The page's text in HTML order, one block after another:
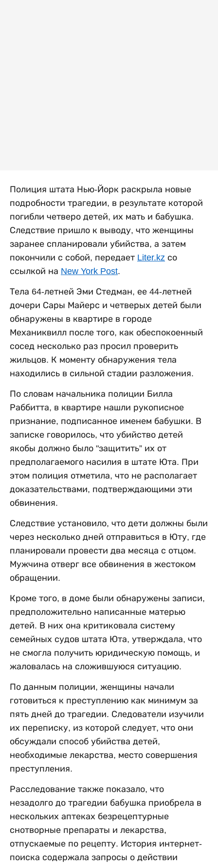
Полиция штата Нью-Йорк раскрыла новые
подробности трагедии, в результате которой
погибли четверо детей, их мать и бабушка.
Следствие пришло к выводу, что женщины
заранее спланировали убийства, а затем
покончили с собой, передает Liter.kz со
ссылкой на New York Post.
Тела 64-летней Эми Стедман, ее 44-летней
дочери Сары Майерс и четверых детей были
обнаружены в квартире в городе
Механиквилл после того, как обеспокоенный
сосед несколько раз просил проверить
жильцов. К моменту обнаружения тела
находились в сильной стадии разложения.
По словам начальника полиции Билла
Раббитта, в квартире нашли рукописное
признание, подписанное именем бабушки. В
записке говорилось, что убийство детей
якобы должно было "защитить” их от
предполагаемого насилия в штате Юта. При
этом полиция отметила, что не располагает
доказательствами, подтверждающими эти
обвинения.
Следствие установило, что дети должны были
через несколько дней отправиться в Юту, где
планировали провести два месяца с отцом.
Мужчина отверг все обвинения в жестоком
обращении.
Кроме того, в доме были обнаружены записи,
предположительно написанные матерью
детей. В них она критиковала систему
семейных судов штата Юта, утверждала, что
не смогла получить юридическую помощь, и
жаловалась на сложившуюся ситуацию.
По данным полиции, женщины начали
готовиться к преступлению как минимум за
пять дней до трагедии. Следователи изучили
их переписку, из которой следует, что они
обсуждали способ убийства детей,
необходимые лекарства, место совершения
преступления.
Расследование также показало, что
незадолго до трагедии бабушка приобрела в
нескольких аптеках безрецептурные
снотворные препараты и лекарства,
отпускаемые по рецепту. История интернет-
поиска содержала запросы о действии